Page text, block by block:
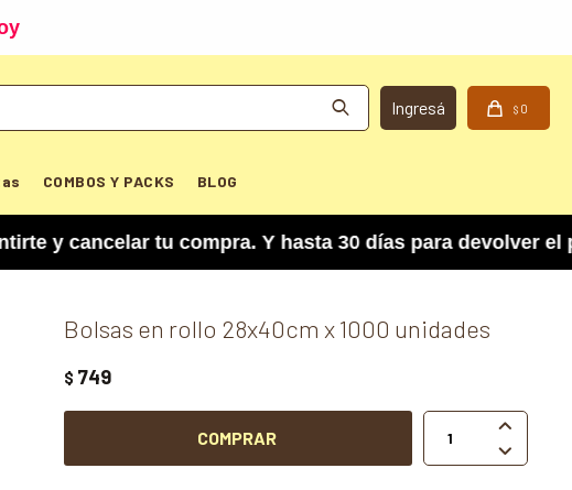
COMBOS Y PACKS BLOG
$ 0
tu compra. Y hasta 30 días para devolver el
Bolsas en rollo 28x40cm x 1000 unidades
$ 749
COMPRAR

